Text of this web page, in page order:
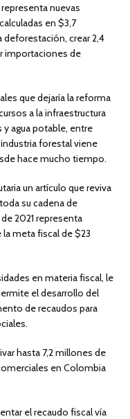
nuevas
en $3,7
deforestación, crear 2,4
importaciones de
que dejaría la reforma
a la infraestructura
y agua potable, entre
forestal viene
hace mucho tiempo.
un artículo que reviva
su cadena de
2021 representa
meta fiscal de $23
en materia fiscal, le
el desarrollo del
de recaudos para
hasta 7,2 millones de
en Colombia
el recaudo fiscal vía